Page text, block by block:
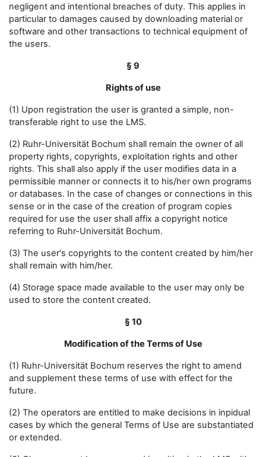
negligent and intentional breaches of duty. This applies in
particular to damages caused by downloading material or
software and other transactions to technical equipment of
the users.
§ 9
Rights of use
(1) Upon registration the user is granted a simple, non-
transferable right to use the LMS.
(2) Ruhr-Universität Bochum shall remain the owner of all
property rights, copyrights, exploitation rights and other
rights. This shall also apply if the user modifies data in a
permissible manner or connects it to his/her own programs
or databases. In the case of changes or connections in this
sense or in the case of the creation of program copies
required for use the user shall affix a copyright notice
referring to Ruhr-Universität Bochum.
(3) The user's copyrights to the content created by him/her
shall remain with him/her.
(4) Storage space made available to the user may only be
used to store the content created.
§ 10
Modification of the Terms of Use
(1) Ruhr-Universität Bochum reserves the right to amend
and supplement these terms of use with effect for the
future.
(2) The operators are entitled to make decisions in inpidual
cases by which the general Terms of Use are substantiated
or extended.